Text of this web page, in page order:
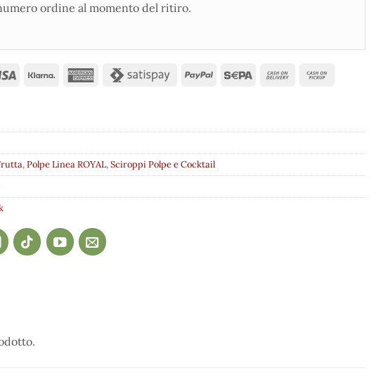
ordine al momento del ritiro.
,Polpe Linea ROYAL,Sciroppi Polpe e Cocktail